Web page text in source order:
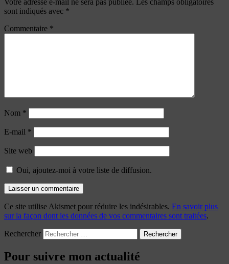
Votre adresse e-mail ne sera pas publiée. Les champs obligatoires
sont indiqués avec *
Commentaire *
Nom *
E-mail *
Site web
Oui, ajoutez-moi à votre liste de diffusion.
Ce site utilise Akismet pour réduire les indésirables. En savoir plus
sur la façon dont les données de vos commentaires sont traitées.
Rechercher
Pour suivre mon actualité